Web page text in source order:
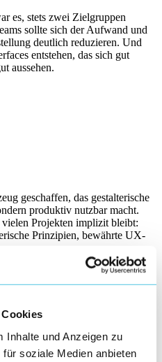
Inhalte und Anzeigen zu
soziale Medien anbieten
es, stets zwei Zielgruppen
sollte sich der Aufwand und
deutlich reduzieren. Und
entstehen, das sich gut
aussehen.
geschaffen, das gestalterische
produktiv nutzbar macht.
Projekten implizit bleibt:
Prinzipien, bewährte UX-
Gestaltungsmöglichkeiten,
das dennoch
konsistente, wartbare und optimal
Getrieben durch Gestaltung als
einmaliger Kreativakt. Für uns als
Unsere Erfahrung wird